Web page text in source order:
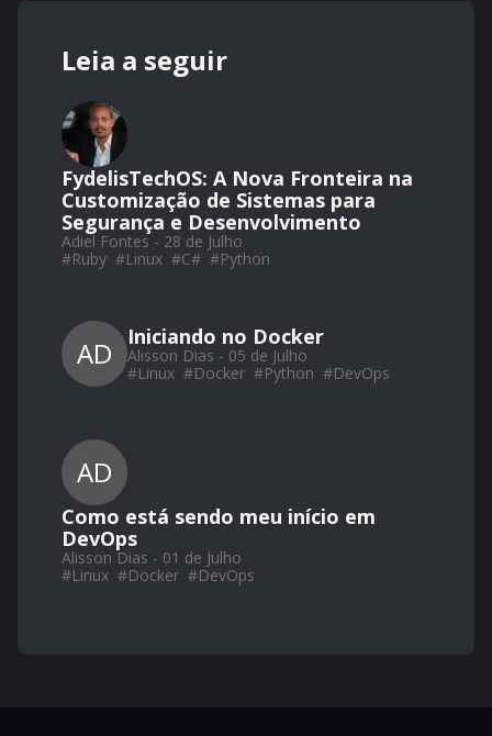
Leia a seguir
FydelisTechOS: A Nova Fronteira na
Customização de Sistemas para
Segurança e Desenvolvimento
Adiel Fontes - 28 de Julho
#Ruby #Linux #C# #Python
AD Iniciando no Docker
Alisson Dias - 05 de Julho
#Linux #Docker #Python #DevOps
AD
Como está sendo meu início em
DevOps
Alisson Dias - 01 de Julho
#Linux #Docker #DevOps